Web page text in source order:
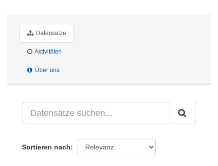
Datensätze
Aktivitäten
Über uns
Sortieren nach